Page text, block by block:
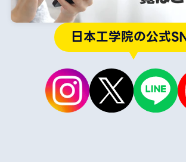
日本工学院の公式